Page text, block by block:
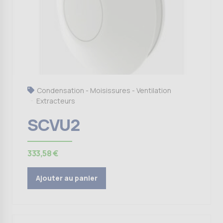
Condensation - Moisissures - Ventilation
Extracteurs
SCVU2
333,58€
Ajouter au panier